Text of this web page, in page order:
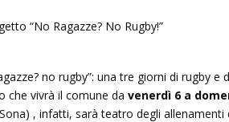
no rugby”: una tre giorni di rugby e
che vivrà il comune da venerdì 6 a
, infatti, sarà teatro degli allenamenti